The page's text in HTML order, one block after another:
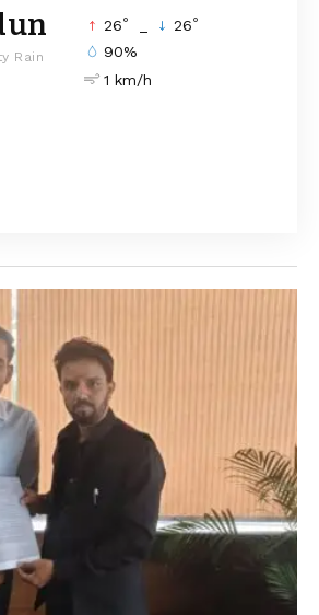
Rain
26° 26°
90%
1 km/h